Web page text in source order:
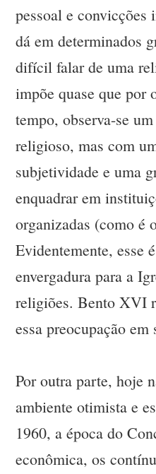
pessoal e convicções
dá em determinados
difícil falar de uma
impõe quase que por
tempo, observa-se
religioso, mas com
subjetividade e uma
enquadrar em
organizadas (como é
Evidentemente, esse
envergadura para a
religiões. Bento XVI
essa preocupação em
Por outra parte, hoje
ambiente otimista e
1960, a época do
econômica, os